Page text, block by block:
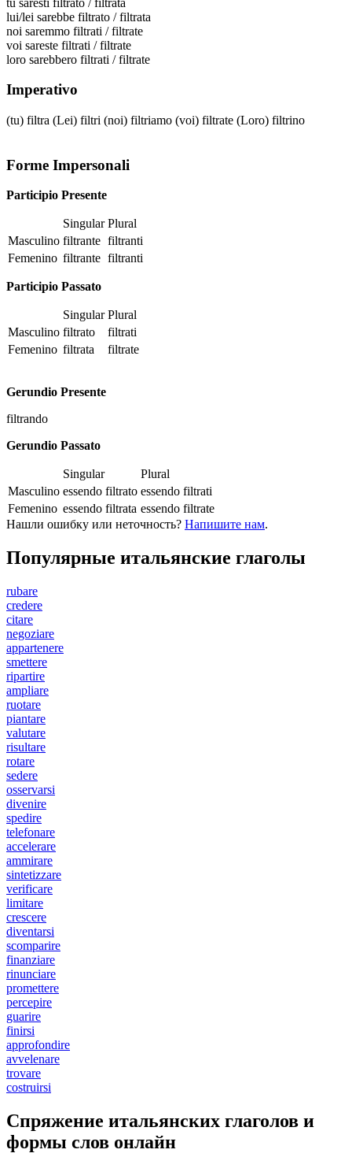
lui/lei sarebbe filtrato / filtrata
noi saremmo filtrati / filtrate
voi sareste filtrati / filtrate
loro sarebbero filtrati / filtrate
Imperativo
(tu) filtra (Lei) filtri (noi) filtriamo (voi) filtrate (Loro) filtrino
Forme Impersonali
Participio Presente
Singular Plural
Masculino filtrante filtranti
Femenino filtrante filtranti
Participio Passato
Singular Plural
Masculino filtrato
filtrati
Femenino filtrata filtrate
Gerundio Presente
filtrando
Gerundio Passato
Singular
Plural
Masculino essendo filtrato essendo filtrati
Femenino essendo filtrata essendo filtrate
Нашли ошибку или неточность? Напишите нам.
Популярные итальянские глаголы
rubare
credere
citare
negoziare
appartenere
smettere
ripartire
ampliare
ruotare
piantare
valutare
risultare
rotare
sedere
osservarsi
divenire
spedire
telefonare
accelerare
ammirare
sintetizzare
verificare
limitare
crescere
diventarsi
scomparire
finanziare
rinunciare
promettere
percepire
guarire
finirsi
approfondire
avvelenare
trovare
costruirsi
Спряжение итальянских глаголов и
формы слов онлайн